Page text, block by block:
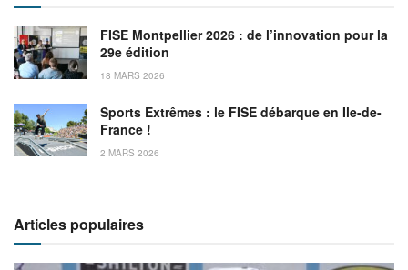
FISE Montpellier 2026 : de l’innovation pour la
29e édition
18 MARS 2026
Sports Extrêmes : le FISE débarque en Ile-de-
France !
2 MARS 2026
Articles populaires